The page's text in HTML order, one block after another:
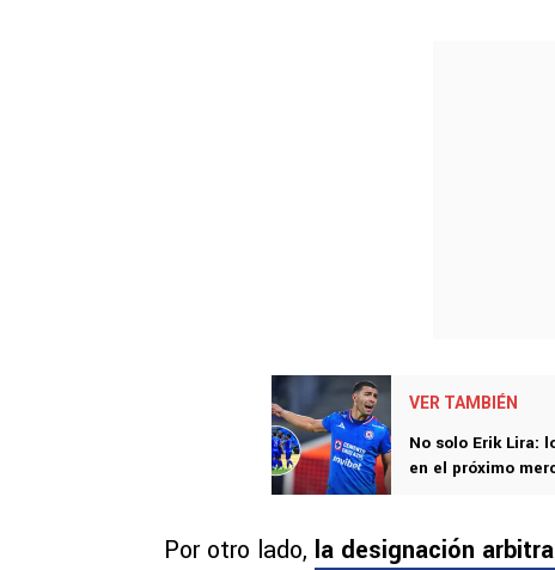
VER TAMBIÉN
No solo Erik Lira:
en el próximo
Por otro lado, la designación